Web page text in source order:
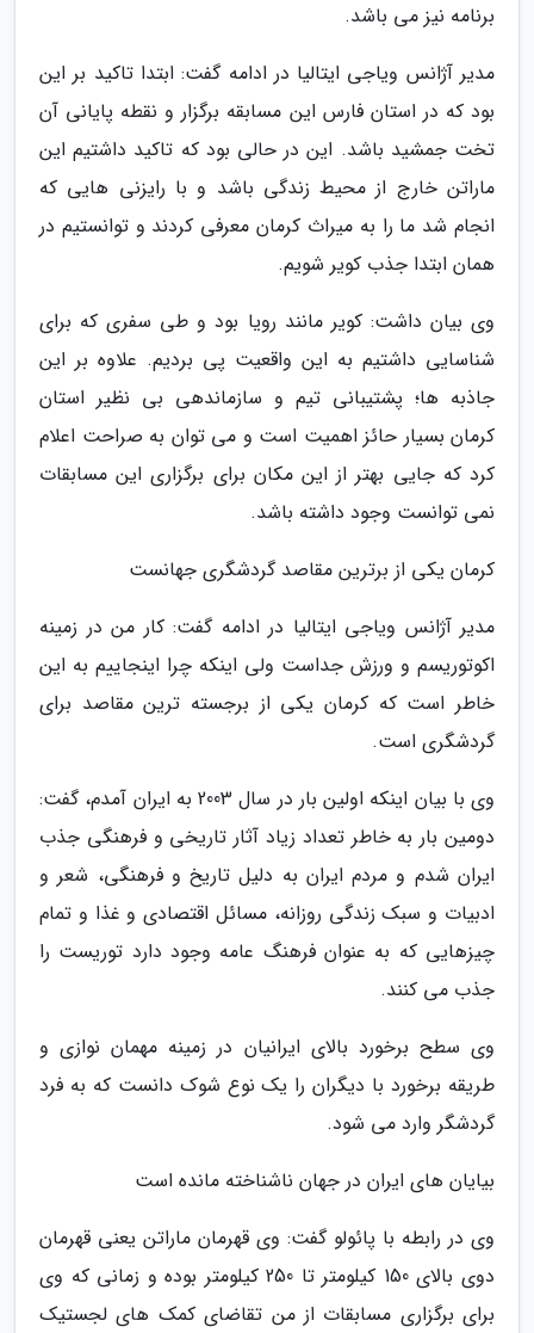
برنامه نیز می باشد.
مدیر آژانس ویاجی ایتالیا در ادامه گفت: ابتدا تاکید بر این
بود که در استان فارس این مسابقه برگزار و نقطه پایانی آن
تخت جمشید باشد. این در حالی بود که تاکید داشتیم این
ماراتن خارج از محیط زندگی باشد و با رایزنی هایی که
انجام شد ما را به میراث کرمان معرفی کردند و توانستیم در
همان ابتدا جذب کویر شویم.
وی بیان داشت: کویر مانند رویا بود و طی سفری که برای
شناسایی داشتیم به این واقعیت پی بردیم. علاوه بر این
جاذبه ها؛ پشتیبانی تیم و سازماندهی بی نظیر استان
کرمان بسیار حائز اهمیت است و می توان به صراحت اعلام
کرد که جایی بهتر از این مکان برای برگزاری این مسابقات
نمی توانست وجود داشته باشد.
کرمان یکی از برترین مقاصد گردشگری جهانست
مدیر آژانس ویاجی ایتالیا در ادامه گفت: کار من در زمینه
اکوتوریسم و ورزش جداست ولی اینکه چرا اینجاییم به این
خاطر است که کرمان یکی از برجسته ترین مقاصد برای
گردشگری است.
وی با بیان اینکه اولین بار در سال 2003 به ایران آمدم، گفت:
دومین بار به خاطر تعداد زیاد آثار تاریخی و فرهنگی جذب
ایران شدم و مردم ایران به دلیل تاریخ و فرهنگی، شعر و
ادبیات و سبک زندگی روزانه، مسائل اقتصادی و غذا و تمام
چیزهایی که به عنوان فرهنگ عامه وجود دارد توریست را
جذب می کنند.
وی سطح برخورد بالای ایرانیان در زمینه مهمان نوازی و
طریقه برخورد با دیگران را یک نوع شوک دانست که به فرد
گردشگر وارد می شود.
بیایان های ایران در جهان ناشناخته مانده است
وی در رابطه با پائولو گفت: وی قهرمان ماراتن یعنی قهرمان
دوی بالای 150 کیلومتر تا 250 کیلومتر بوده و زمانی که وی
برای برگزاری مسابقات از من تقاضای کمک های لجستیک